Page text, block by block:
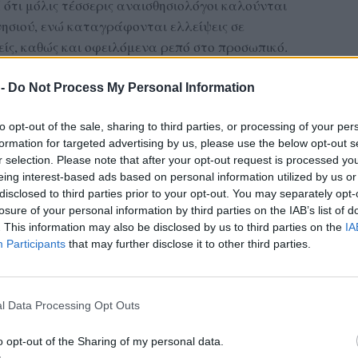
Do Not Process My Personal Information
opt-out of the sale, sharing to third parties, or processing of your
for targeted advertising by us, please use the below opt-out
selection. Please note that after your opt-out request is processed
interest-based ads based on personal information utilized by us
to third parties prior to your opt-out. You may separately
of your personal information by third parties on the IAB’s list of
This information may also be disclosed by us to third parties on the
Participants that may further disclose it to other third parties.
Data Processing Opt Outs
opt-out of the Sharing of my personal data.
μόλις τέσσερις αναισθησιολόγοι καλούνται
ενώ καταγράφονται ελλείψεις σε
καθώς και οφειλόμενα ρεπό στο προσωπικό.
Κίνηση Γιατρών αναφέρει πως αντί για
και πλήρη λειτουργία όλων των
και η διοίκηση επιλέγουν – όπως
στους ασθενείς, δίνοντάς τους τη
ταχύτερα μέσω πληρωμής.
ΔΙΑΦΗΜΙΣΗ